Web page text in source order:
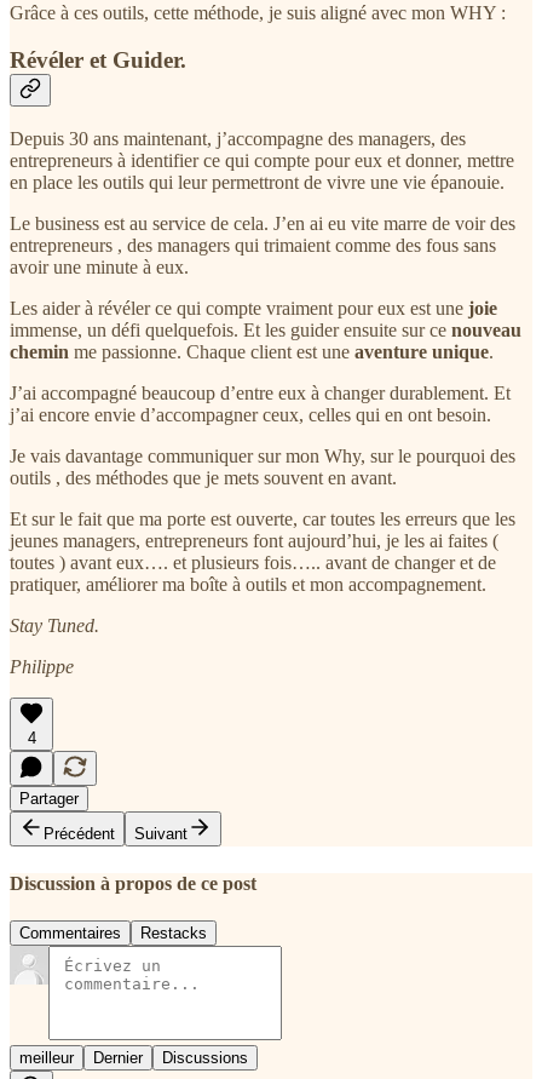
Grâce à ces outils, cette méthode, je suis aligné avec mon WHY :
Révéler et Guider.
Depuis 30 ans maintenant, j’accompagne des managers, des
entrepreneurs à identifier ce qui compte pour eux et donner, mettre
en place les outils qui leur permettront de vivre une vie épanouie.
Le business est au service de cela. J’en ai eu vite marre de voir des
entrepreneurs , des managers qui trimaient comme des fous sans
avoir une minute à eux.
Les aider à révéler ce qui compte vraiment pour eux est une joie
immense, un défi quelquefois. Et les guider ensuite sur ce nouveau
chemin me passionne. Chaque client est une aventure unique.
J’ai accompagné beaucoup d’entre eux à changer durablement. Et
j’ai encore envie d’accompagner ceux, celles qui en ont besoin.
Je vais davantage communiquer sur mon Why, sur le pourquoi des
outils , des méthodes que je mets souvent en avant.
Et sur le fait que ma porte est ouverte, car toutes les erreurs que les
jeunes managers, entrepreneurs font aujourd’hui, je les ai faites (
toutes ) avant eux…. et plusieurs fois….. avant de changer et de
pratiquer, améliorer ma boîte à outils et mon accompagnement.
Stay Tuned.
Philippe
4
Partager
Précédent
Suivant
Discussion à propos de ce post
Commentaires Restacks
meilleur Dernier Discussions